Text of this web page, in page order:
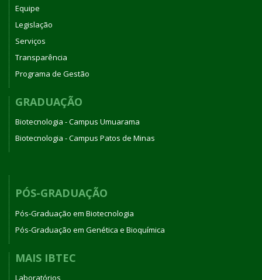
Equipe
Legislação
Serviços
Transparência
Programa de Gestão
GRADUAÇÃO
Biotecnologia - Campus Umuarama
Biotecnologia - Campus Patos de Minas
PÓS-GRADUAÇÃO
Pós-Graduação em Biotecnologia
Pós-Graduação em Genética e Bioquímica
MAIS IBTEC
Laboratórios